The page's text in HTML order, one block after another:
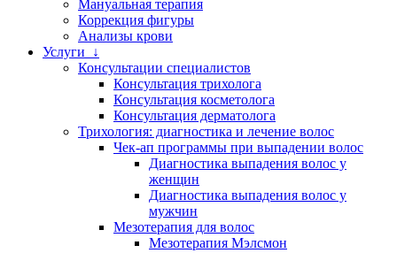
Мануальная терапия
Коррекция фигуры
Анализы крови
Услуги ↓
Консультации специалистов
Консультация трихолога
Консультация косметолога
Консультация дерматолога
Трихология: диагностика и лечение волос
Чек-ап программы при выпадении волос
Диагностика выпадения волос у
женщин
Диагностика выпадения волос у
мужчин
Мезотерапия для волос
Мезотерапия Мэлсмон